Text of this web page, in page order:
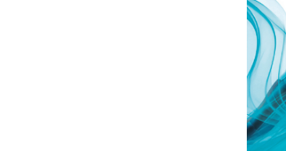
Manassero, Samsung Ads: «Con Total